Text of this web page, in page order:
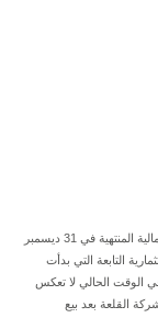
وتستعرض شركة القلعة في تقرير النتائج المالية والتشغيلية للسنة المالية المنتهية في 31 ديسمبر
التابعة التي بدأت
المجمعة في الوقت الحالي لا تعكس
القلعة بعد بيع